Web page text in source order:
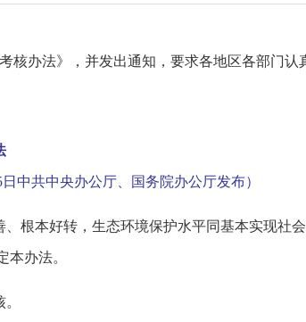
办法》，并发出通知，要求各地区各部门认
中共中央办公厅、国务院办公厅发布）
根本好转，生态环境保护水平同基本实现社
办法。